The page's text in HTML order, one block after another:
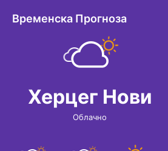
Временска Прогноза
Херцег Нови
Облачно